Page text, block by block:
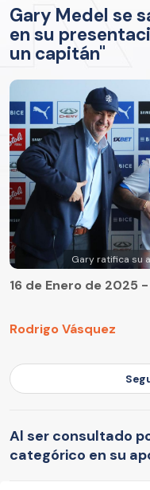
Gary Medel se
en su
un capitán"
Gary ratifica su
Rodrigo Vásquez
16 de Enero de 2025
Al ser consultado
categórico en su